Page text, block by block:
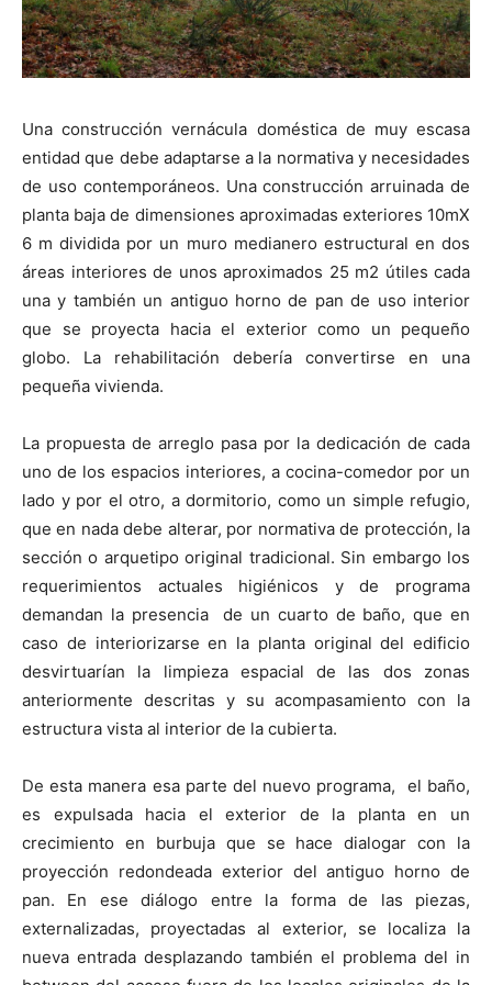
Una construcción vernácula doméstica de muy escasa
entidad que debe adaptarse a la normativa y necesidades
de uso contemporáneos. Una construcción arruinada de
planta baja de dimensiones aproximadas exteriores 10mX
6 m dividida por un muro medianero estructural en dos
áreas interiores de unos aproximados 25 m2 útiles cada
una y también un antiguo horno de pan de uso interior
que se proyecta hacia el exterior como un pequeño
globo. La rehabilitación debería convertirse en una
pequeña vivienda.
La propuesta de arreglo pasa por la dedicación de cada
uno de los espacios interiores, a cocina-comedor por un
lado y por el otro, a dormitorio, como un simple refugio,
que en nada debe alterar, por normativa de protección, la
sección o arquetipo original tradicional. Sin embargo los
requerimientos actuales higiénicos y de programa
demandan la presencia de un cuarto de baño, que en
caso de interiorizarse en la planta original del edificio
desvirtuarían la limpieza espacial de las dos zonas
anteriormente descritas y su acompasamiento con la
estructura vista al interior de la cubierta.
De esta manera esa parte del nuevo programa, el baño,
es expulsada hacia el exterior de la planta en un
crecimiento en burbuja que se hace dialogar con la
proyección redondeada exterior del antiguo horno de
pan. En ese diálogo entre la forma de las piezas,
externalizadas, proyectadas al exterior, se localiza la
nueva entrada desplazando también el problema del in